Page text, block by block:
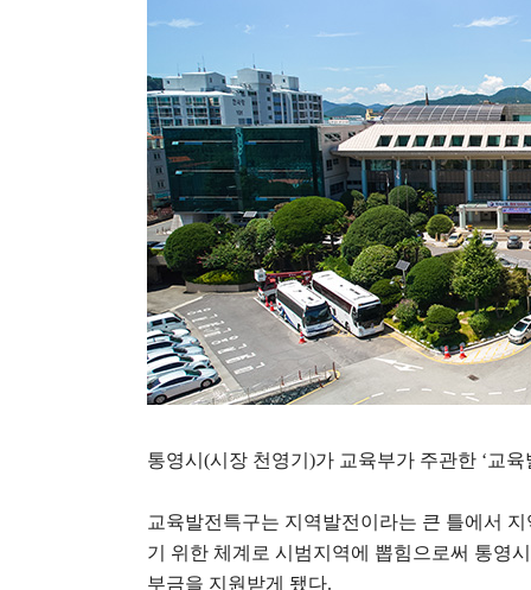
통영시 (시장 천영기 )가 교육부가 주관한 ‘교육
교육발전특구는 지역발전이라는 큰 틀에서
기 위한 체계로 시범지역에 뽑힘으로써 통영
부금을 지원받게 됐다.